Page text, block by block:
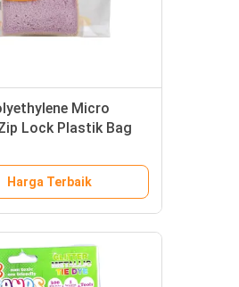
Micro
Lock Plastik Bag
Harga Terbaik